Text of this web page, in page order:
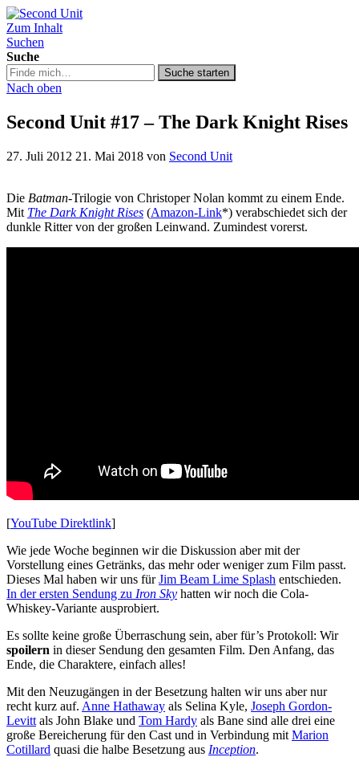
Second Unit
Zum Inhalt
Suchen
Suche
Suche
in
podcast.de/
Suche starten
Nach oben
Second Unit #17 – The Dark Knight Rises
27. Juli 2012 21. Mai 2018 von Second Unit
Die Batman-Trilogie von Christoper Nolan kommt zu einem Ende.
Mit The Dark Knight Rises (Amazon-Link*) verabschiedet sich der
dunkle Ritter von der großen Leinwand. Zumindest vorerst.
[YouTube Direktlink]
Wie jede Woche beginnen wir die Diskussion aber mit der
Vorstellung eines Getränks, das mehr oder weniger zum Film passt.
Dieses Mal haben wir uns fürJim Beam Lime Splash entschieden.
In der ersten Sendung zu Iron Sky hatten wir noch die Cola-
Whiskey-Variante ausprobiert.
Es sollte keine große Überraschung sein, aber für’s Protokoll: Wir
spoilern in dieser Sendung den gesamten Film. Den Anfang, das
Ende, die Charaktere, einfach alles!
Mit den Neuzugängen in der Besetzung halten wir uns aber nur
recht kurz auf. Anne Hathaway als Selina Kyle, Joseph Gordon-
Levitt als John Blake und Tom Hardy als Bane sind alle drei eine
große Bereicherung für den Cast und in Verbindung mit Marion
Cotillard quasi die halbe Besetzung aus Inception.